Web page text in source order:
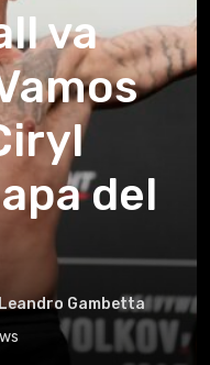
va
del
Leandro Gambetta